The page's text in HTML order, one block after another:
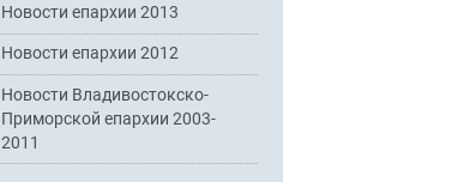
Новости епархии 2013
Новости епархии 2012
Новости Владивостокско-
Приморской епархии 2003-
2011